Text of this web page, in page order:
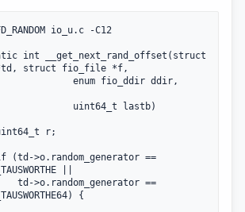
io_u.c -C12
int __get_next_rand_offset(struct
*td, struct fio_file *f,
||
{